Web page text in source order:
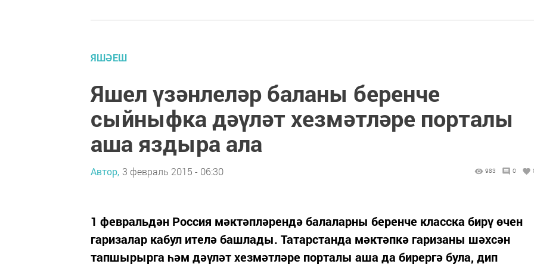
ЯШӘЕШ
Яшел үзәнлеләр баланы беренче
сыйныфка дәүләт хезмәтләре порталы
аша яздыра ала
Автор, 3 февраль 2015 - 06:30 983 0
1 февральдән Россия мәктәпләрендә балаларны беренче класска бирү өчен
гаризалар кабул ителә башлады. Татарстанда мәктәпкә гаризаны шәхсән
тапшырырга һәм дәүләт хезмәтләре порталы аша да бирергә була, дип